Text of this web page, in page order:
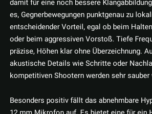
damit für eine noch bessere
es, Gegnerbewegungen punktgenau zu
entscheidender Vorteil, egal ob beim
oder beim aggressiven Vorstoß. Tiefe
präzise, Höhen klar ohne Überzeichnung.
akustische Details wie Schritte oder
kompetitiven Shootern werden sehr sauber
Besonders positiv fällt das abnehmbare